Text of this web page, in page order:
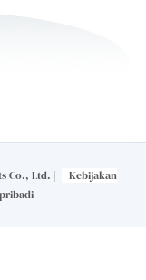
Co., Ltd. |
Kebijakan